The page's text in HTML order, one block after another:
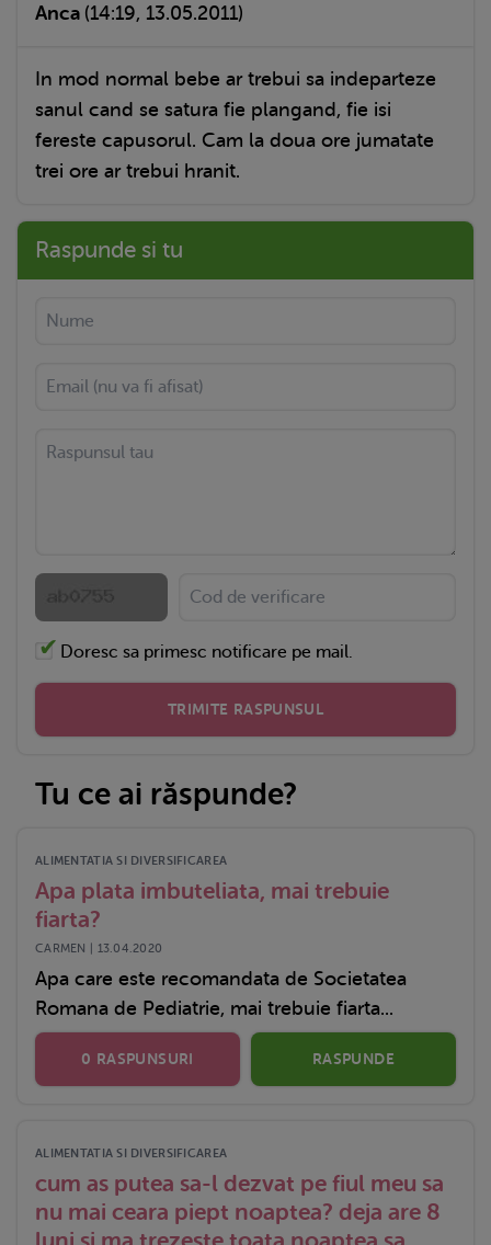
Anca (14:19, 13.05.2011)
In mod normal bebe ar trebui sa indeparteze
sanul cand se satura fie plangand, fie isi
fereste capusorul. Cam la doua ore jumatate
trei ore ar trebui hranit.
Raspunde si tu
Doresc sa primesc notificare pe mail.
TRIMITE RASPUNSUL
Tu ce ai răspunde?
ALIMENTATIA SI DIVERSIFICAREA
Apa plata imbuteliata, mai trebuie
fiarta?
CARMEN | 13.04.2020
Apa care este recomandata de Societatea
Romana de Pediatrie, mai trebuie fiarta...
0 RASPUNSURI RASPUNDE
ALIMENTATIA SI DIVERSIFICAREA
cum as putea sa-l dezvat pe fiul meu sa
nu mai ceara piept noaptea? deja are 8